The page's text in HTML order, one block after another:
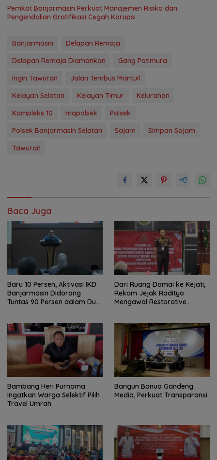
Pemkot Banjarmasin Perkuat Manajemen Risiko dan
Pengendalian Gratifikasi Cegah Korupsi
Banjarmasin
Delapan Remaja
Delapan Remaja Diamankan
Gang Patimura
Ingin Tawuran
Jalan Tembus Mantuil
Kelayan Selatan
Kelayan Timur
Kelurahan
Kompleks 10
mapolsek
Polsek
Polsek Banjarmasin Selatan
Sajam
Simpan Sajam
Tawuran
Baca Juga
Baru 10 Persen, Aktivasi IKD
Banjarmasin Didorong
Tuntas 90 Persen dalam Dua
Dari Ruang Damai ke Kejati,
Rekam Jejak Radityo
Mengawal Restorative
Bambang Heri Purnama
Ingatkan Warga Selektif Pilih
Travel Umrah
Bangun Banua Gandeng
Media, Perkuat Transparansi